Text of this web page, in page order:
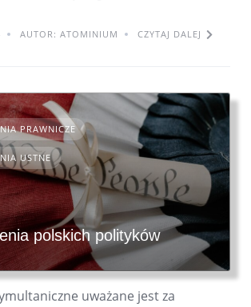
AUTOR: ATOMINIUM CZYTAJ DALEJ
PRAWNICZE
USTNE
polskich polityków
uważane jest za